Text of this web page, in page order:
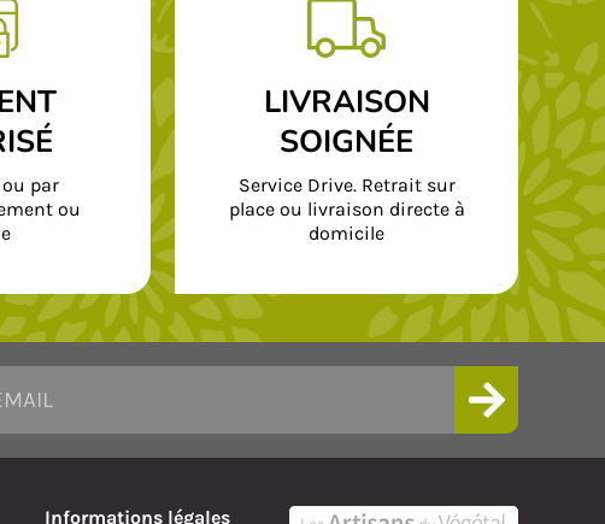
par
ou
LIVRAISON
SOIGNÉE
Service Drive. Retrait sur
place ou livraison directe à
domicile
Informations légales